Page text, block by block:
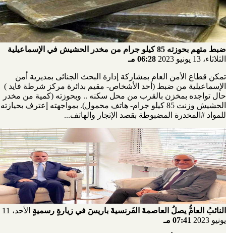
ضبط متهم بحوزته 85 كيلو جرام من مخدر الحشيش في الإسماعيلية
الثلاثاء، 13 يونيو 2023
06:28 مـ
تمكن قطاع الأمن العام بمشاركة إدارة البحث الجنائى بمديرية أمن
الإسماعيلية من ضبط (أحد الأشخاص- مقيم بدائرة مركز شرطة فايد )
حال تواجده بمخزن بالقرب من محل سكنه .. وبحوزته (كمية من مخدر
الحشيش وزنت 85 كيلو جرام- هاتف محمول). بمواجهته إعترف بحيازته
للمواد #المخدرة المضبوطة بقصد الإتجار والهاتف...
النائبُ العامُّ يصلُ العاصمةَ الفَرنسيةَ باريسَ في زيارةٍ رسميةٍ
الأحد، 11
يونيو 2023
07:41 مـ